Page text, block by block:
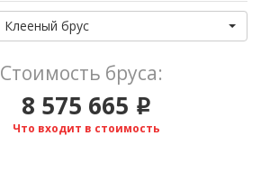
Клееный брус
Стоимость бруса:
8 575 665 i
Что входит в стоимость